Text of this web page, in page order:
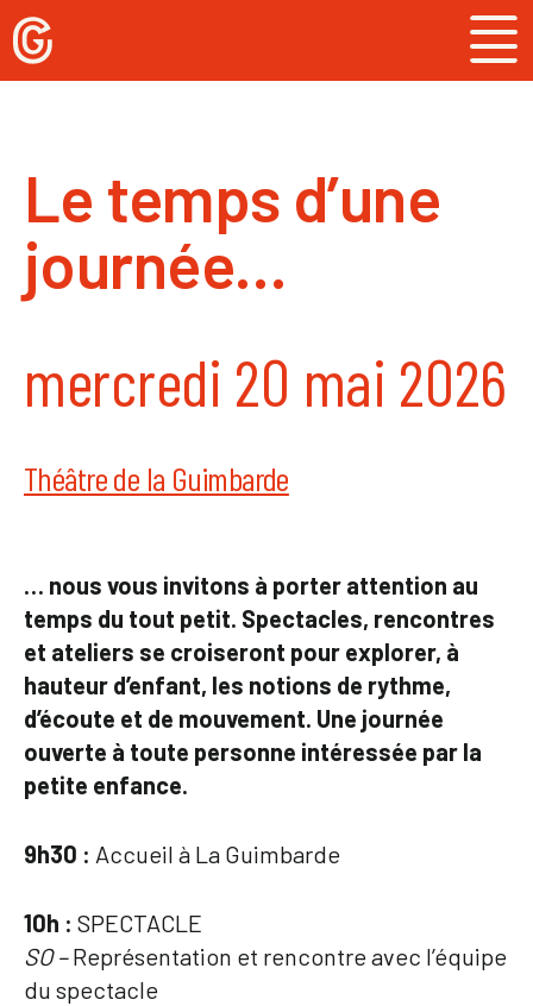
Skip
to
content
Le temps d’une
journée…
mercredi 20 mai 2026
Théâtre de la Guimbarde
… nous vous invitons à porter attention au
temps du tout petit. Spectacles, rencontres
et ateliers se croiseront pour explorer, à
hauteur d’enfant, les notions de rythme,
d’écoute et de mouvement. Une journée
ouverte à toute personne intéressée par la
petite enfance.
9h30 : Accueil à La Guimbarde
10h : SPECTACLE
SO –Représentation et rencontre avec l’équipe
du spectacle